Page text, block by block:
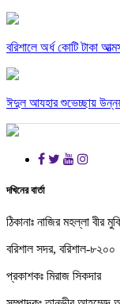
বরিশালে অর্ধ কোটি টাকা
ঈদুল আযহার শুভেচ্ছায়
দখিনের বার্তা
ঠিকানাঃ নাজির মহল্লা
বরিশাল সদর, বরিশাল-৮২০০
প্রকাশকঃ মিরাজ সিকদার